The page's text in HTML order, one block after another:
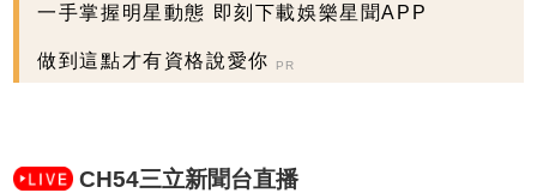
一手掌握明星動態 即刻下載娛樂星聞APP
做到這點才有資格說愛你 PR
CH54三立新聞台直播